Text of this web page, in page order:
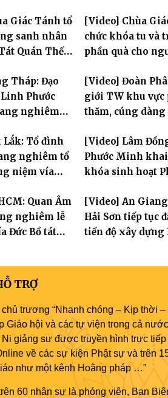
Giác Tánh tổ
sanh nhân
Quán Thế
[Video] Chùa
chức khóa tu và
phần quà cho
Tháp: Đạo
Phước
nghiêm
Thích Nhuận
11
[Video] Đoàn
giới TW khu vực
thăm, cúng dàng
mùa an cư
Lắk: Tổ đình
nghiêm tổ
niệm vía
lễ Quy y Tam
[Video] Lâm
Phước Minh
khóa sinh hoạt
tay con" lần II
Quan Âm
nghiêm lễ
Đức Bồ tát
[Video] An
Hải Sơn tiếp tục
tiến độ xây dựng
TRỢ
trương “Nhanh chóng – Kịp thời
Giáo hội và các tự viện trong cả
giảng sư được truyền hình trực
về các sự kiện Phật sự và trên
như một kênh Hoằng pháp …”
60 nhân sự là phóng viên, Ban